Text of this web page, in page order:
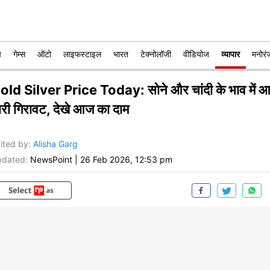
गेम्स ऑटो लाइफस्टाइल भारत टेक्नोलॉजी वीडियोज व्यापार
Silver Price Today: सोने और चांदी के भाव में
गिरावट, देखे आज का दाम
by: Alisha Garg
NewsPoint 26 Feb 2026, 12:53 pm